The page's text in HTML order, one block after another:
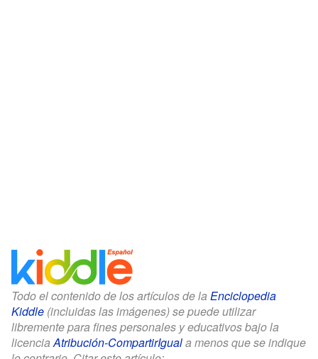
Todo el contenido de los artículos de la Enciclopedia
Kiddle (incluidas las imágenes) se puede utilizar
libremente para fines personales y educativos bajo la
licenciaAtribución-CompartirIguala menos que se indique